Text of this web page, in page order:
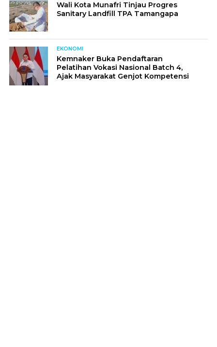
Wali Kota Munafri Tinjau Progres
Sanitary Landfill TPA Tamangapa
EKONOMI
Kemnaker Buka Pendaftaran
Pelatihan Vokasi Nasional Batch 4,
Ajak Masyarakat Genjot Kompetensi